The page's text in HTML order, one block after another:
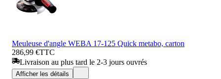
Meuleuse d'angle WEBA 17-125 Quick metabo, carton
286,99 €TTC
Livraison au plus tard le 2-3 jours ouvrés
Afficher les détails